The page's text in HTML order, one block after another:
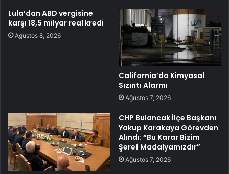
Lula’dan ABD vergisine
karşı 18,5 milyar real kredi
Ağustos 8, 2026
California’da Kimyasal
Sızıntı Alarmı
Ağustos 7, 2026
CHP Bulancak İlçe Başkanı
Yakup Karakaya Görevden
Alındı: “Bu Karar Bizim
Şeref Madalyamızdır”
Ağustos 7, 2026